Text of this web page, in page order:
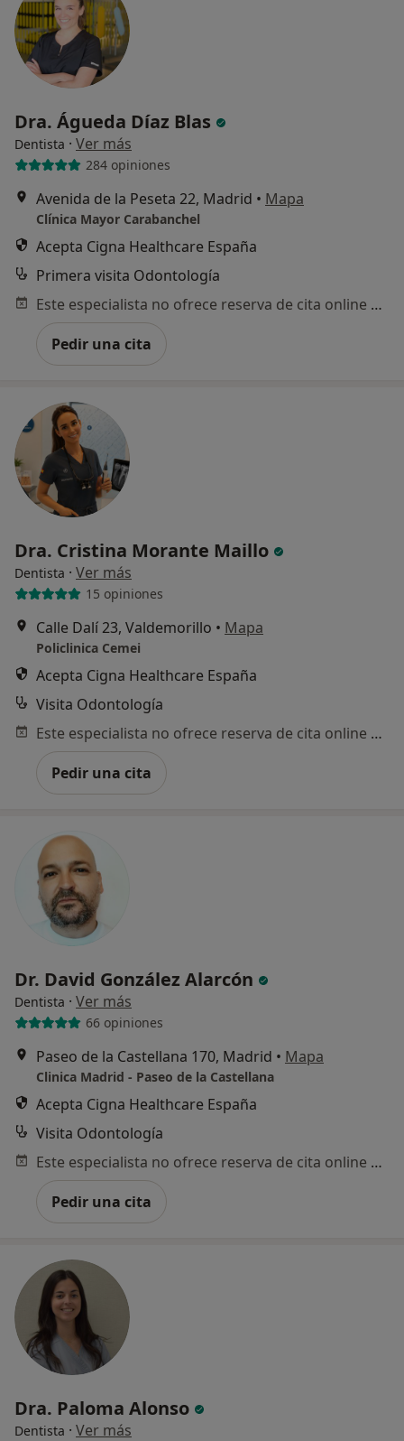
Dra. Águeda Díaz Blas
Dentista · Ver más
284 opiniones
Avenida de la Peseta 22, Madrid • Mapa
Clínica Mayor Carabanchel
Acepta Cigna Healthcare España
Primera visita Odontología
Este especialista no ofrece reserva de cita online en esta dirección.
Pedir una cita
Dra. Cristina Morante Maillo
Dentista · Ver más
15 opiniones
Calle Dalí 23, Valdemorillo • Mapa
Policlinica Cemei
Acepta Cigna Healthcare España
Visita Odontología
Este especialista no ofrece reserva de cita online en esta dirección.
Pedir una cita
Dr. David González Alarcón
Dentista · Ver más
66 opiniones
Paseo de la Castellana 170, Madrid • Mapa
Clinica Madrid - Paseo de la Castellana
Acepta Cigna Healthcare España
Visita Odontología
Este especialista no ofrece reserva de cita online en esta dirección.
Pedir una cita
Dra. Paloma Alonso
Dentista · Ver más